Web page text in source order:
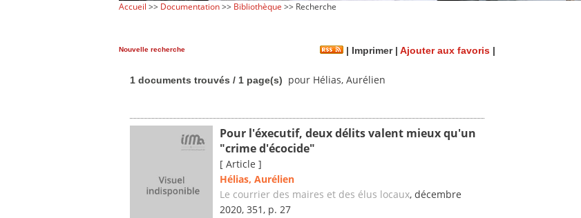
Accueil >> Documentation>> Bibliothèque >> Recherche
Nouvelle recherche | Imprimer| Ajouter aux favoris |
1 documents trouvés / 1 page(s) pour Hélias, Aurélien
Pour l'éxecutif, deux délits valent mieux qu'un
"crime d'écocide"
[ Article ]
Hélias, Aurélien
Le courrier des maires et des élus locaux, décembre
2020, 351, p. 27